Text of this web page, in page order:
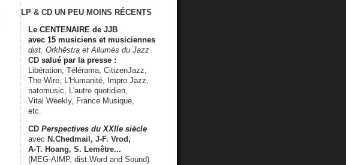
LP & CD UN PEU MOINS RÉCENTS
Le CENTENAIRE de JJB
avec 15 musiciens et musiciennes
dist. Orkhêstra et Allumés du Jazz
CD salué par la presse :
Libération, Télérama, CitizenJazz,
The Wire, L'Humanité, Impro Jazz,
natomusic, L'autre quotidien,
Vital Weekly, France Musique,
etc.
CD Perspectives du XXIIe siècle
avec N.Chedmail, J-F. Vrod,
A-T. Hoang, S. Lemêtre...
(MEG-AIMP, dist.Word and Sound)